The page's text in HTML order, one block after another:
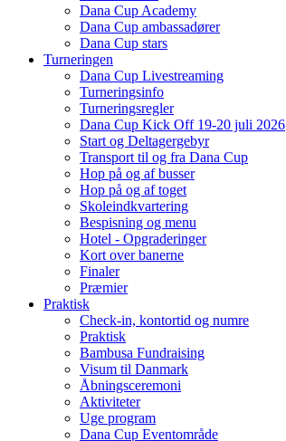
Dana Cup Academy
Dana Cup ambassadører
Dana Cup stars
Turneringen
Dana Cup Livestreaming
Turneringsinfo
Turneringsregler
Dana Cup Kick Off 19-20 juli 2026
Start og Deltagergebyr
Transport til og fra Dana Cup
Hop på og af busser
Hop på og af toget
Skoleindkvartering
Bespisning og menu
Hotel - Opgraderinger
Kort over banerne
Finaler
Præmier
Praktisk
Check-in, kontortid og numre
Praktisk
Bambusa Fundraising
Visum til Danmark
Åbningsceremoni
Aktiviteter
Uge program
Dana Cup Eventområde